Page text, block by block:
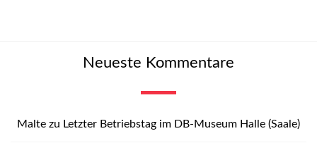
Neueste Kommentare
Malte zu Letzter Betriebstag im DB-Museum Halle (Saale)